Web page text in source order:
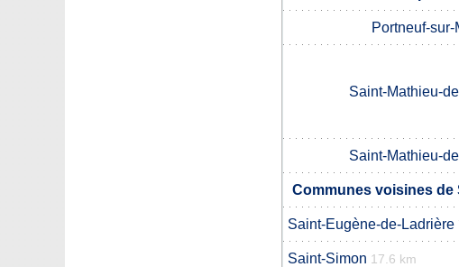
Portneuf-sur-
Saint-Mathieu-
Saint-Mathieu-
Communes voisines de
Saint-Eugène-de-Ladrière
Saint-Simon 17.6 km